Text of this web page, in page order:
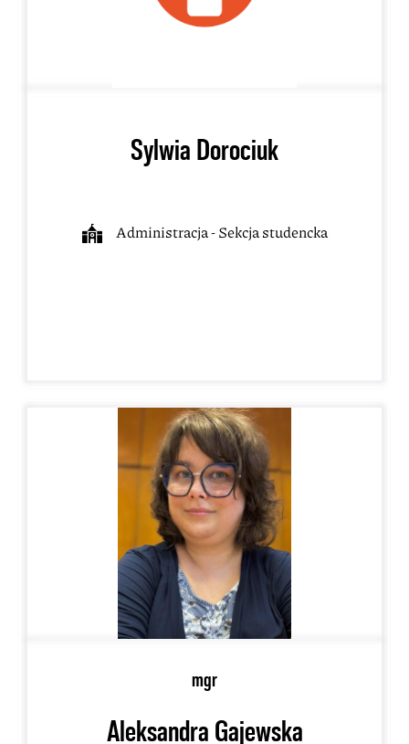
Sylwia Dorociuk
Administracja - Sekcja studencka
mgr
Aleksandra Gajewska